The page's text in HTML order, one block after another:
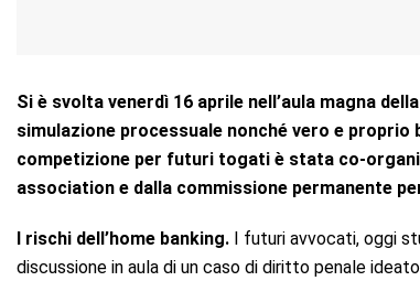
Si è svolta venerdì 16 aprile nell’aula magna
simulazione processuale nonché vero e
competizione per futuri togati è stata co-
association e dalla commissione permanente
I rischi dell’home banking. I futuri avvocati, oggi
discussione in aula di un caso di diritto penale